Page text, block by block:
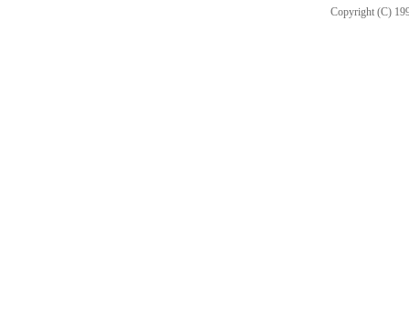
Copyright (C)